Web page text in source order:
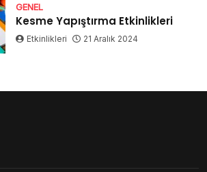
GENEL
Kesme Yapıştırma Etkinlikleri
Etkinlikleri 21 Aralık 2024